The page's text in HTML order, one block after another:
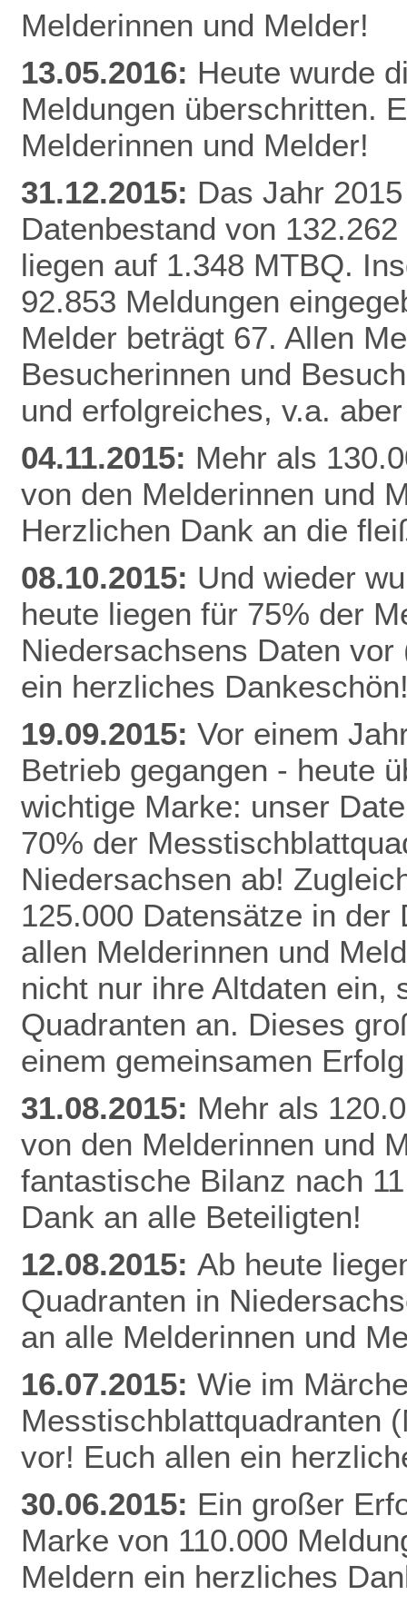
Melderinnen und Melder!
13.05.2016: Heute wurde
Meldungen überschritten.
Melderinnen und Melder!
31.12.2015: Das Jahr
Datenbestand von
liegen auf 1.348 MTBQ.
92.853 Meldungen
Melder beträgt 67. Allen
Besucherinnen und
und erfolgreiches, v.a.
04.11.2015: Mehr als
von den Melderinnen und
Herzlichen Dank an die
08.10.2015: Und wieder
heute liegen für 75% der
Niedersachsens Daten
ein herzliches
19.09.2015: Vor einem
Betrieb gegangen - heute
wichtige Marke: unser
70% der
Niedersachsen ab!
125.000 Datensätze in der
allen Melderinnen und
nicht nur ihre Altdaten ein,
Quadranten an. Dieses
einem gemeinsamen
31.08.2015: Mehr als
von den Melderinnen und
fantastische Bilanz nach
Dank an alle Beteiligten!
12.08.2015: Ab heute
Quadranten in
an alle Melderinnen und
16.07.2015: Wie im
Messtischblattquadranten
vor! Euch allen ein
30.06.2015: Ein großer
Marke von 110.000
Meldern ein herzliches